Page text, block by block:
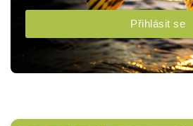
Přihlásit se